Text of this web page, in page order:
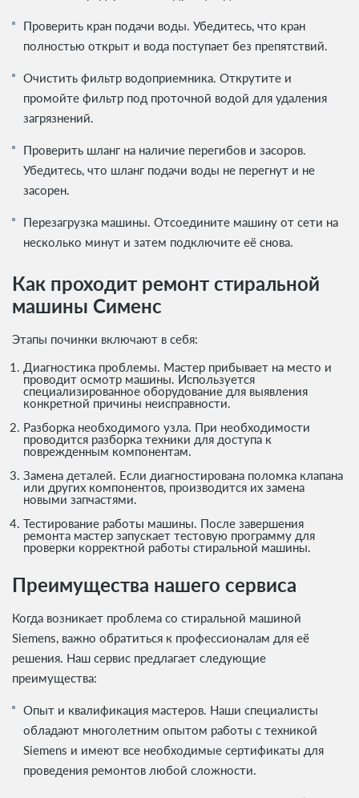
Проверить кран подачи воды. Убедитесь, что кран
полностью открыт и вода поступает без препятствий.
Очистить фильтр водоприемника. Открутите и
промойте фильтр под проточной водой для удаления
загрязнений.
Проверить шланг на наличие перегибов и засоров.
Убедитесь, что шланг подачи воды не перегнут и не
засорен.
Перезагрузка машины. Отсоедините машину от сети на
несколько минут и затем подключите её снова.
Как проходит ремонт стиральной
машины Сименс
Этапы починки включают в себя:
Диагностика проблемы. Мастер прибывает на место и
проводит осмотр машины. Используется
специализированное оборудование для выявления
конкретной причины неисправности.
Разборка необходимого узла. При необходимости
проводится разборка техники для доступа к
поврежденным компонентам.
Замена деталей. Если диагностирована поломка клапана
или других компонентов, производится их замена
новыми запчастями.
Тестирование работы машины. После завершения
ремонта мастер запускает тестовую программу для
проверки корректной работы стиральной машины.
Преимущества нашего сервиса
Когда возникает проблема со стиральной машиной
Siemens, важно обратиться к профессионалам для её
решения. Наш сервис предлагает следующие
преимущества:
Опыт и квалификация мастеров. Наши специалисты
обладают многолетним опытом работы с техникой
Siemens и имеют все необходимые сертификаты для
проведения ремонтов любой сложности.